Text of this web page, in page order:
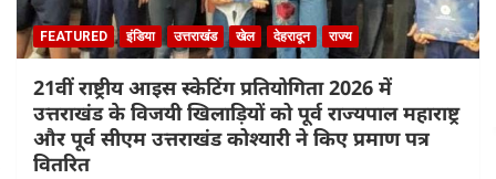
FEATURED इंडिया उत्तराखंड खेल देहरादून राज्य
21वीं राष्ट्रीय आइस स्केटिंग प्रतियोगिता 2026 में
उत्तराखंड के विजयी खिलाड़ियों को पूर्व राज्यपाल महाराष्ट्र
और पूर्व सीएम उत्तराखंड कोश्यारी ने किए प्रमाण पत्र
वितरित